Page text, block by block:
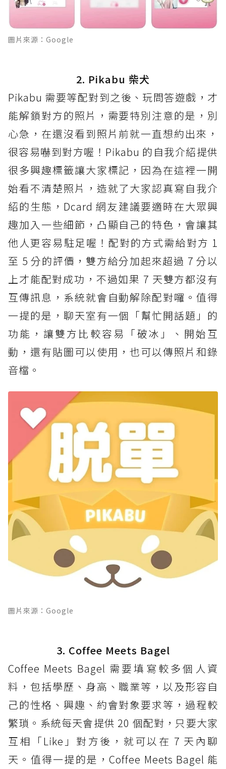
圖片來源：Google
2. Pikabu 柴犬
Pikabu 需要等配對到之後、玩問答遊戲，才
能解鎖對方的照片，需要特別注意的是，別
心急，在還沒看到照片前就一直想約出來，
很容易嚇到對方喔！Pikabu 的自我介紹提供
很多興趣標籤讓大家標記，因為在這裡一開
始看不清楚照片，造就了大家認真寫自我介
紹的生態，Dcard 網友建議要適時在大眾興
趣加入一些細節，凸顯自己的特色，會讓其
他人更容易駐足喔！配對的方式需給對方 1
至 5 分的評價，雙方給分加起來超過 7 分以
上才能配對成功，不過如果 7 天雙方都沒有
互傳訊息，系統就會自動解除配對囉。值得
一提的是，聊天室有一個「幫忙開話題」的
功能，讓雙方比較容易「破冰」、開始互
動，還有貼圖可以使用，也可以傳照片和錄
音檔。
圖片來源：Google
3. Coffee Meets Bagel
Coffee Meets Bagel 需要填寫較多個人資
料，包括學歷、身高、職業等，以及形容自
己的性格、興趣、約會對象要求等，過程較
繁瑣。系統每天會提供 20 個配對，只要大家
互相「Like」對方後，就可以在 7 天內聊
天。值得一提的是，Coffee Meets Bagel 能